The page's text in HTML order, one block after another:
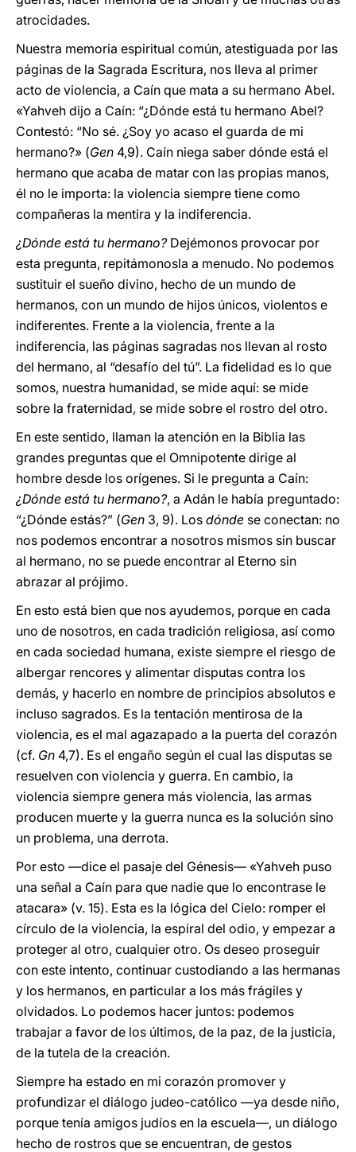
atrocidades.
Nuestra memoria espiritual común, atestiguada por las
páginas de la Sagrada Escritura, nos lleva al primer
acto de violencia, a Caín que mata a su hermano Abel.
«Yahveh dijo a Caín: “¿Dónde está tu hermano Abel?
Contestó: “No sé. ¿Soy yo acaso el guarda de mi
hermano?» (Gen 4,9). Caín niega saber dónde está el
hermano que acaba de matar con las propias manos,
él no le importa: la violencia siempre tiene como
compañeras la mentira y la indiferencia.
¿Dónde está tu hermano?Dejémonos provocar por
esta pregunta, repitámonosla a menudo. No podemos
sustituir el sueño divino, hecho de un mundo de
hermanos, con un mundo de hijos únicos, violentos e
indiferentes. Frente a la violencia, frente a la
indiferencia, las páginas sagradas nos llevan al rosto
del hermano, al “desafío del tú”. La fidelidad es lo que
somos, nuestra humanidad, se mide aquí: se mide
sobre la fraternidad, se mide sobre el rostro del otro.
En este sentido, llaman la atención en la Biblia las
grandes preguntas que el Omnipotente dirige al
hombre desde los orígenes. Si le pregunta a Caín:
¿Dónde está tu hermano?, a Adán le había preguntado:
“¿Dónde estás?” (Gen 3, 9). Los dónde se conectan: no
nos podemos encontrar a nosotros mismos sin buscar
al hermano, no se puede encontrar al Eterno sin
abrazar al prójimo.
En esto está bien que nos ayudemos, porque en cada
uno de nosotros, en cada tradición religiosa, así como
en cada sociedad humana, existe siempre el riesgo de
albergar rencores y alimentar disputas contra los
demás, y hacerlo en nombre de principios absolutos e
incluso sagrados. Es la tentación mentirosa de la
violencia, es el mal agazapado a la puerta del corazón
(cf. Gn 4,7). Es el engaño según el cual las disputas se
resuelven con violencia y guerra. En cambio, la
violencia siempre genera más violencia, las armas
producen muerte y la guerra nunca es la solución sino
un problema, una derrota.
Por esto —dice el pasaje del Génesis— «Yahveh puso
una señal a Caín para que nadie que lo encontrase le
atacara» (v. 15). Esta es la lógica del Cielo: romper el
círculo de la violencia, la espiral del odio, y empezar a
proteger al otro, cualquier otro. Os deseo proseguir
con este intento, continuar custodiando a las hermanas
y los hermanos, en particular a los más frágiles y
olvidados. Lo podemos hacer juntos: podemos
trabajar a favor de los últimos, de la paz, de la justicia,
de la tutela de la creación.
Siempre ha estado en mi corazón promover y
profundizar el diálogo judeo-católico —ya desde niño,
porque tenía amigos judíos en la escuela—, un diálogo
hecho de rostros que se encuentran, de gestos